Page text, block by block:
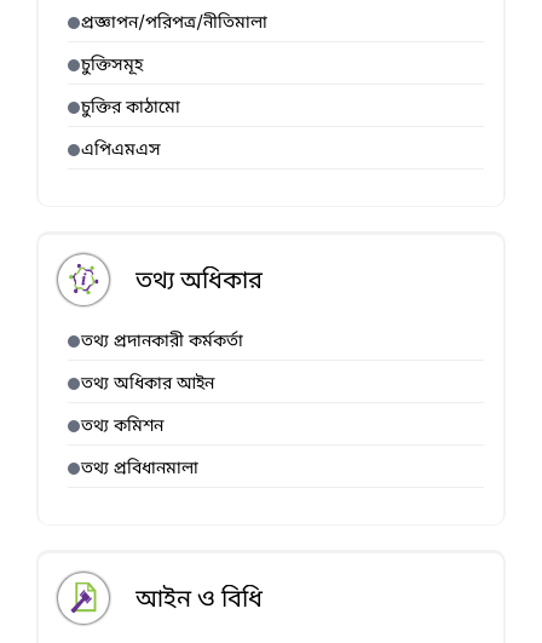
প্রজ্ঞাপন/পরিপত্র/নীতিমালা
চুক্তিসমূহ
চুক্তির কাঠামো
এপিএমএস
তথ্য অধিকার
তথ্য প্রদানকারী কর্মকর্তা
তথ্য অধিকার আইন
তথ্য কমিশন
তথ্য প্রবিধানমালা
আইন ও বিধি